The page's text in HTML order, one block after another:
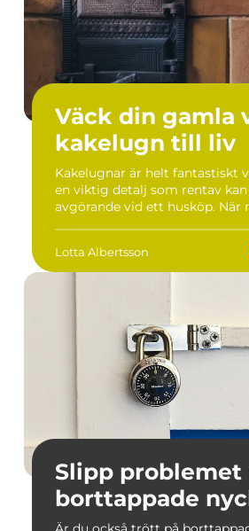
Väck din gamla
kakelugn till liv
Kakelugnar är helt fantastiskt
en viktig detalj som rentav kan
avgörande vid ett husköp. När
Lotta Albertsson
Slipp problemet
borttappade